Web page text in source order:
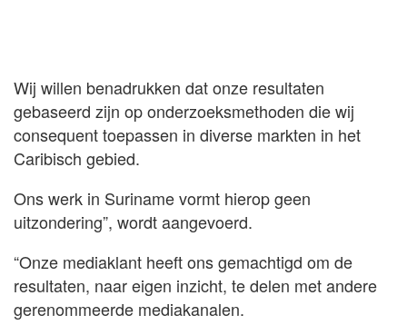
Wij willen benadrukken dat onze resultaten
gebaseerd zijn op onderzoeksmethoden die wij
consequent toepassen in diverse markten in het
Caribisch gebied.
Ons werk in Suriname vormt hierop geen
uitzondering”, wordt aangevoerd.
“Onze mediaklant heeft ons gemachtigd om de
resultaten, naar eigen inzicht, te delen met andere
gerenommeerde mediakanalen.